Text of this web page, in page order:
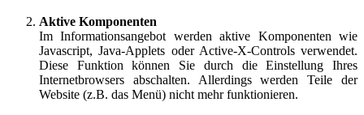
Aktive Komponenten
Im Informationsangebot werden aktive Komponenten wie
Javascript, Java-Applets oder Active-X-Controls verwendet.
Diese Funktion können Sie durch die Einstellung Ihres
Internetbrowsers abschalten. Allerdings werden Teile der
Website (z.B. das Menü) nicht mehr funktionieren.